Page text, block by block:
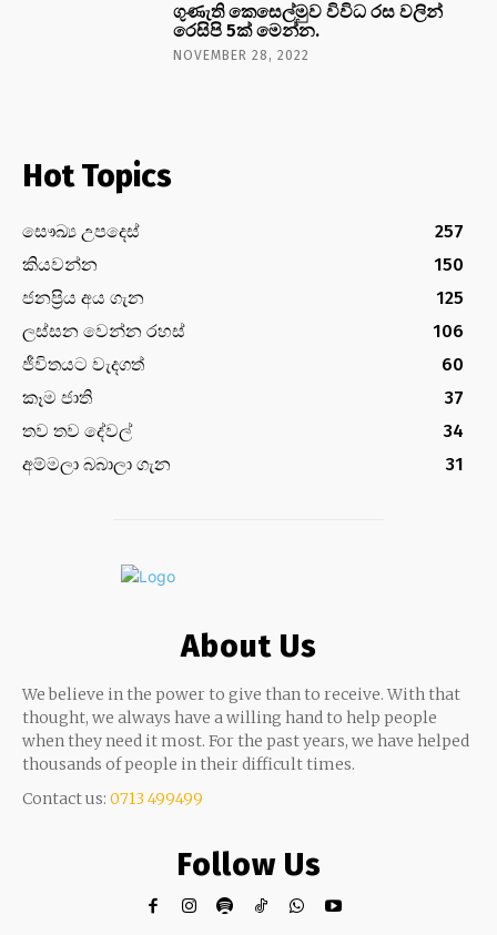
ගුණැති කෙසෙල්මුව විවිධ රස වලින්
රෙසිපි 5ක් මෙන්න.
NOVEMBER 28, 2022
Hot Topics
සෞඛ්‍ය උපදෙස්
257
කියවන්න
150
ජනප්‍රිය අය ගැන
125
ලස්සන වෙන්න රහස්
106
ජීවිතයට වැදගත්
60
කෑම ජාති
37
තව තව දේවල්
34
අම්මලා බබාලා ගැන
31
About Us
We believe in the power to give than to receive. With that
thought, we always have a willing hand to help people
when they need it most. For the past years, we have helped
thousands of people in their difficult times.
Contact us: 0713 499499
Follow Us